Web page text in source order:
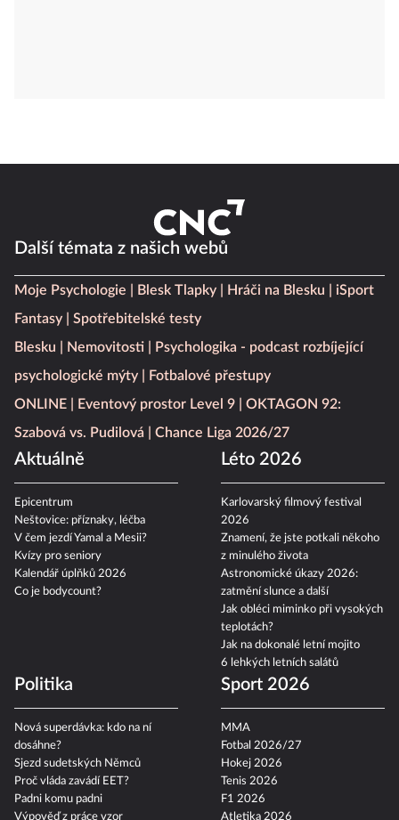
Další témata z našich webů
Moje Psychologie Blesk Tlapky Hráči na Blesku
iSport
Fantasy
Spotřebitelské testy
Blesku
Nemovitosti
Psychologika - podcast rozbíjející
psychologické mýty
Fotbalové přestupy
ONLINE
Eventový prostor Level 9
OKTAGON 92:
Szabová vs. Pudilová
Chance Liga 2026/27
Aktuálně
Epicentrum
Neštovice: příznaky, léčba
V čem jezdí Yamal a Mesii?
Kvízy pro seniory
Kalendář úplňků 2026
Co je bodycount?
Léto 2026
Karlovarský filmový festival
2026
Znamení, že jste potkali někoho
z minulého života
Astronomické úkazy 2026:
zatmění slunce a další
Jak obléci miminko při vysokých
teplotách?
Jak na dokonalé letní mojito
6 lehkých letních salátů
Politika
Nová superdávka: kdo na ní
dosáhne?
Sjezd sudetských Němců
Proč vláda zavádí EET?
Padni komu padni
Výpověď z práce vzor
Sport 2026
MMA
Fotbal 2026/27
Hokej 2026
Tenis 2026
F1 2026
Atletika 2026